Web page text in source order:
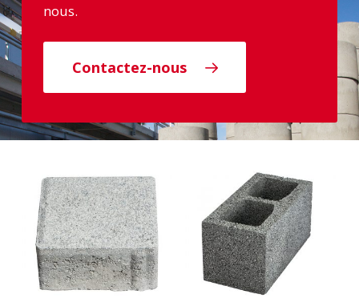
nous.
Contactez-nous